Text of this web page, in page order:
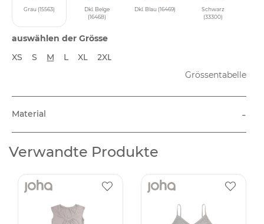
Grau (15563)
Dkl. Beige
(16468)
Dkl. Blau (16469)
Schwarz
(33300)
auswählen der Grösse
XS
S M L XL
2XL
Grössentabelle
Material -
Verwandte Produkte